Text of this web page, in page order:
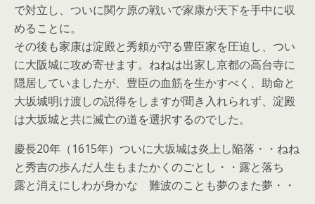
で対立し、ついに関ケ原の戦いで家康が天下を手中に収
めることに。
その後も家康は淀殿と秀頼が守る豊臣家を圧迫し、つい
に大阪城に攻め寄せます。ねねは出家し京都の高台寺に
隠居していましたが、豊臣の血筋を生かすべく、助命と
大坂城明け渡しの説得をしますが聞き入れられず、淀殿
は大坂城と共に滅亡の道を選択するのでした。
慶長20年（1615年）ついに大坂城は炎上し陥落・・ねね
と秀吉の歩んだ人生もまたかくのごとし・・露と落ち
露と消えにしわが身かな 難波のことも夢のまた夢・・